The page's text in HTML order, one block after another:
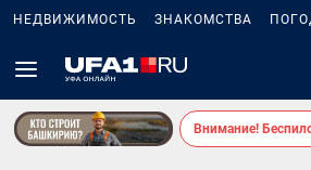
НЕДВИЖИМОСТЬ ЗНАКОМСТВА
Внимание!